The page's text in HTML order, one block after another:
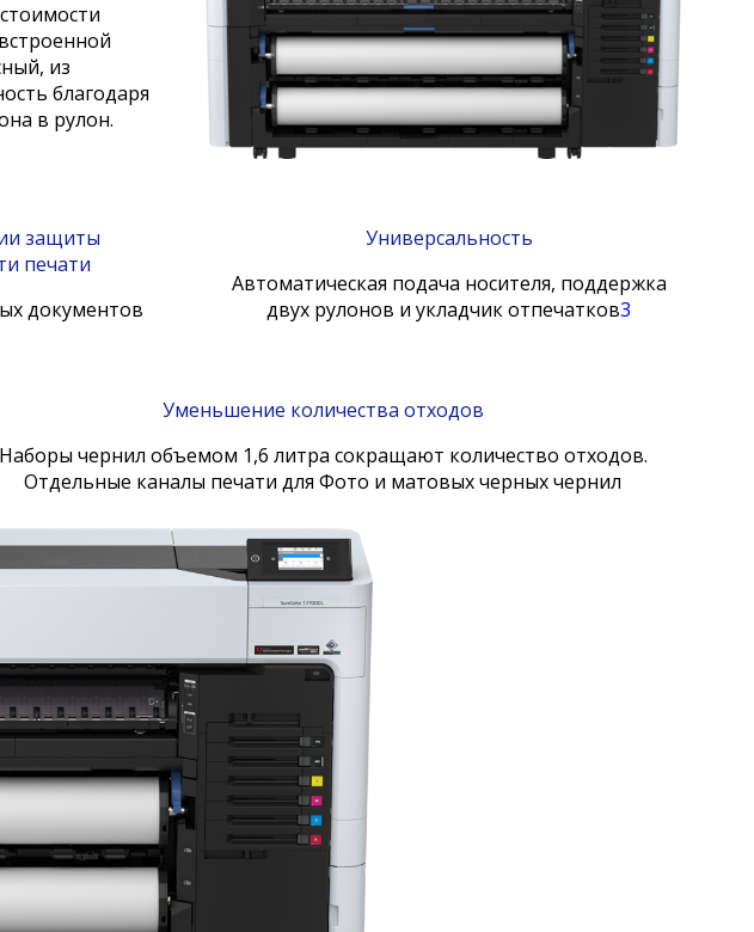
из
благодаря
в рулон.
защиты
печати
документов
Универсальность
Автоматическая подача носителя, поддержка
двух рулонов и укладчик отпечатков3
Уменьшение количества отходов
Наборы чернил объемом 1,6 литра сокращают количество отходов.
Отдельные каналы печати для Фото и матовых черных чернил